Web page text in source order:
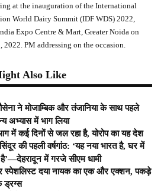
at the inauguration of the International
World Dairy Summit (IDF WDS) 2022,
Expo Centre & Mart, Greater Noida on
2022. PM addressing on the occasion.
Also Like
ने मोजाम्बिक और तंजानिया के साथ पहले
अभ्यास में भाग लिया
में कई दिनों से जल रहा है, योरोप का यह देश
की पहली वर्षगांठ: ‘यह नया भारत है, घर में
में गरजे सीएम धामी
स्पेशलिस्ट दया नायक का एक और एक्शन, पकड़े
ड्रग्स